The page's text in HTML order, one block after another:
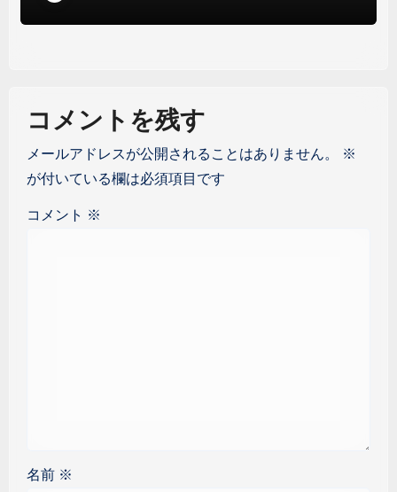
コメントを残す
メールアドレスが公開されることはありません。
※
が付いている欄は必須項目です
コメント ※
名前 ※